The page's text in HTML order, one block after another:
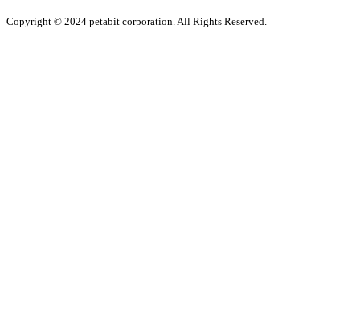
Copyright © 2024 petabit corporation. All Rights Reserved.